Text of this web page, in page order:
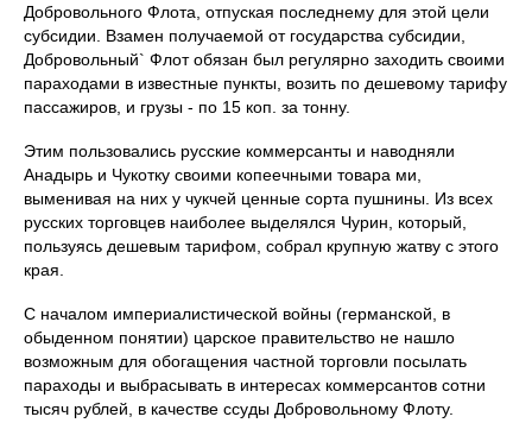
Добровольного Флота, отпуская последнему для этой цели
субсидии. Взамен получаемой от государства субсидии,
Добровольный` Флот обязан был регулярно заходить своими
параходами в известные пункты, возить по дешевому тарифу
пассажиров, и грузы - по 15 коп. за тонну.
Этим пользовались русские коммерсанты и наводняли
Анадырь и Чукотку своими копеечными товара ми,
выменивая на них у чукчей ценные сорта пушнины. Из всех
русских торговцев наиболее выделялся Чурин, который,
пользуясь дешевым тарифом, собрал крупную жатву с этого
края.
С началом империалистической войны (германской, в
обыденном понятии) царское правительство не нашло
возможным для обогащения частной торговли посылать
параходы и выбрасывать в интересах коммерсантов сотни
тысяч рублей, в качестве ссуды Добровольному Флоту.